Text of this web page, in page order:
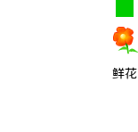
鲜花